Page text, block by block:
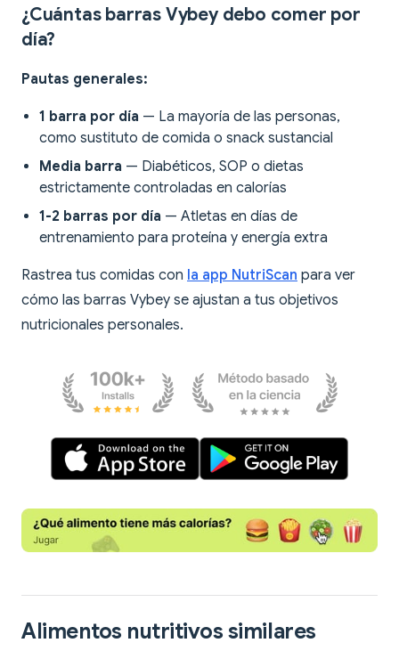
¿Cuántas barras Vybey debo comer por
día?
Pautas generales:
1 barra por día — La mayoría de las personas,
como sustituto de comida o snack sustancial
Media barra — Diabéticos, SOP o dietas
estrictamente controladas en calorías
1-2 barras por día — Atletas en días de
entrenamiento para proteína y energía extra
Rastrea tus comidas con la app NutriScan para ver
cómo las barras Vybey se ajustan a tus objetivos
nutricionales personales.
Alimentos nutritivos similares